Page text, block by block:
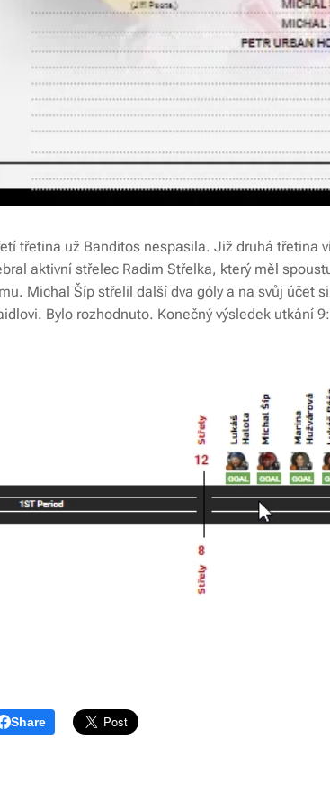
třetina už Banditos nespasila. Již druhá třetina
aktivní střelec Radim Střelka, který měl
Michal Šíp střelil další dva góly a na svůj účet
Bylo rozhodnuto. Konečný výsledek utkání
Share